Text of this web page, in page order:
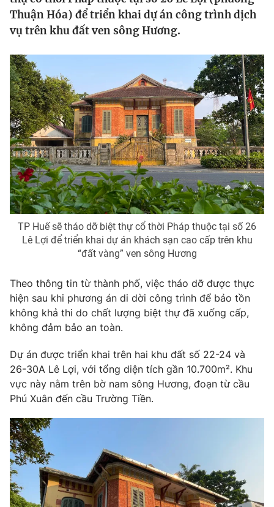
Thế giới
Tin tức
Thế giới đó đây
Câu chuyện quốc tế
Kinh tế
Tài chính
Thị trường
Góc doanh nghiệp
Dữ liệu và đời sống
Truyền hình
Phim VTV
Hậu trường
Nhân vật
Khán giả
Giải sao mai
Giải trí
Điện ảnh
Âm nhạc
Sao
Đời sống
Du lịch
Làm đẹp
Chất lượng cuộc sống
Giáo dục
Tuyển sinh
Hitech Công nghệ tương lai
Sản phẩm
Thị trường
Tư vấn
Giao lưu trực tuyến
Lịch phát sóng
Chuyên mục khác
Emagazine Podcast
Photo
Video Shorts video
VTV Money VTV Thể thao
Thuận Hóa) để triển khai dự án công trình dịch
vụ trên khu đất ven sông Hương.
TP Huế sẽ tháo dỡ biệt thự cổ thời Pháp thuộc tại số 26
Lê Lợi để triển khai dự án khách sạn cao cấp trên khu
“đất vàng” ven sông Hương
Theo thông tin từ thành phố, việc tháo dỡ được thực
hiện sau khi phương án di dời công trình để bảo tồn
không khả thi do chất lượng biệt thự đã xuống cấp,
không đảm bảo an toàn.
Dự án được triển khai trên hai khu đất số 22-24 và
26-30A Lê Lợi, với tổng diện tích gần 10.700m². Khu
vực này nằm trên bờ nam sông Hương, đoạn từ cầu
Phú Xuân đến cầu Trường Tiền.